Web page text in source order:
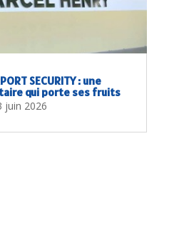
SECURITY : une
qui porte ses fruits
juin 2026